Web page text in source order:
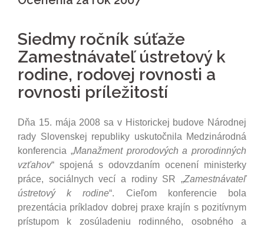
Siedmy ročník súťaže
Zamestnávateľ ústretový k
rodine, rodovej rovnosti a
rovnosti príležitostí
Dňa 15. mája 2008 sa v Historickej budove Národnej
rady Slovenskej republiky uskutočnila Medzinárodná
konferencia „Manažment prorodových a prorodinných
vzťahov“ spojená s odovzdaním ocenení ministerky
práce, sociálnych vecí a rodiny SR „Zamestnávateľ
ústretový k rodine“. Cieľom konferencie bola
prezentácia príkladov dobrej praxe krajín s pozitívnym
prístupom k zosúladeniu rodinného, osobného a